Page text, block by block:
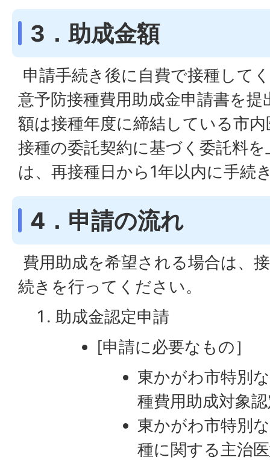
3．助成金額
申請手続き後に自費で接種して
意予防接種費用助成金申請書を
額は接種年度に締結している市
接種の委託契約に基づく委託料
は、再接種日から1年以内に手続
4．申請の流れ
費用助成を希望される場合は、
続きを行ってください。
助成金認定申請
[申請に必要なもの］
東かがわ市特別
種費用助成対象
東かがわ市特別
種に関する主治